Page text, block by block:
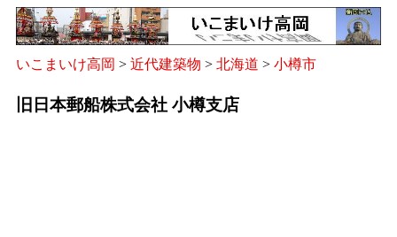
いこまいけ高岡 > 近代建築物 > 北海道 > 小樽市
旧日本郵船株式会社 小樽支店